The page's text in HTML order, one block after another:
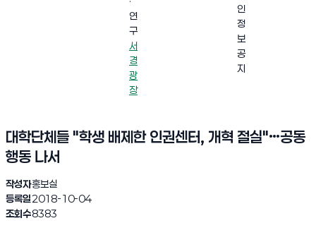
연
구
서
경
광
장
인
정
보
공
지
대학단체들 "학생 배제한 인권센터, 개혁 절실"…공동
행동 나서
작성자홍보실
등록일2018-10-04
조회수8383